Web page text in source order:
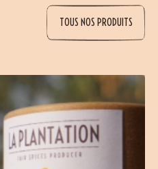
TOUS NOS PRODUITS